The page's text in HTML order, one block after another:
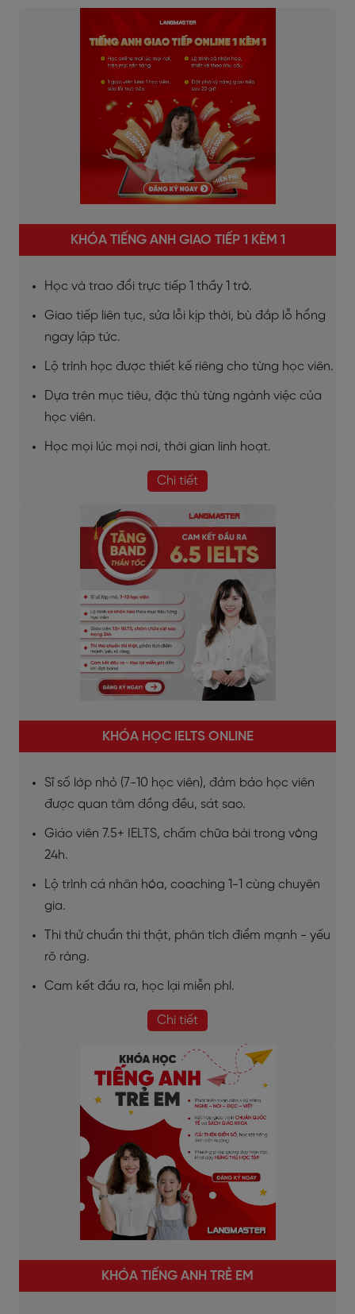
KHÓA TIẾNG ANH GIAO TIẾP 1 KÈM 1
Học và trao đổi trực tiếp 1 thầy 1 trò.
Giao tiếp liên tục, sửa lỗi kịp thời, bù đắp lỗ hổng
ngay lập tức.
Lộ trình học được thiết kế riêng cho từng học viên.
Dựa trên mục tiêu, đặc thù từng ngành việc của
học viên.
Học mọi lúc mọi nơi, thời gian linh hoạt.
Chi tiết
KHÓA HỌC IELTS ONLINE
Sĩ số lớp nhỏ (7-10 học viên), đảm bảo học viên
được quan tâm đồng đều, sát sao.
Giáo viên 7.5+ IELTS, chấm chữa bài trong vòng
24h.
Lộ trình cá nhân hóa, coaching 1-1 cùng chuyên
gia.
Thi thử chuẩn thi thật, phân tích điểm mạnh - yếu
rõ ràng.
Cam kết đầu ra, học lại miễn phí.
Chi tiết
KHÓA TIẾNG ANH TRẺ EM